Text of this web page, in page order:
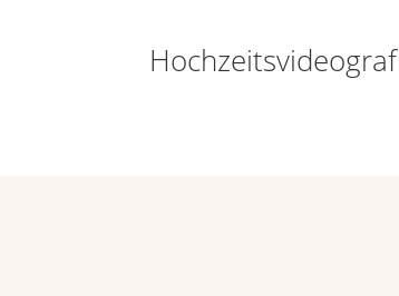
Hochzeitsvideograf